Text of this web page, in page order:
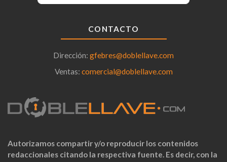
CONTACTO
Dirección: gfebres@doblellave.com
Ventas: comercial@doblellave.com
Autorizamos compartir y/o reproducir los contenidos
redaccionales citando la respectiva fuente. Es decir, con la